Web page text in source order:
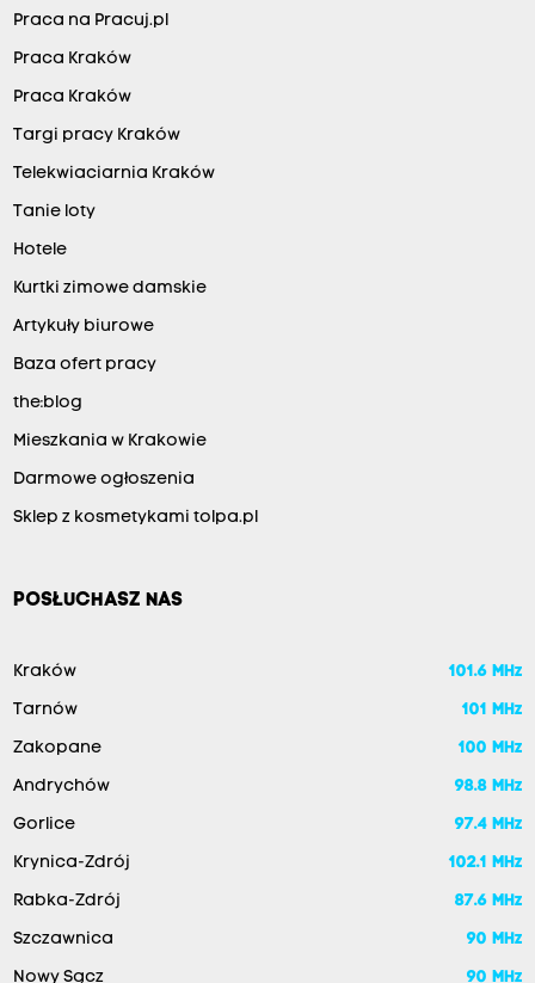
Praca na Pracuj.pl
Praca Kraków
Praca Kraków
Targi pracy Kraków
Telekwiaciarnia Kraków
Tanie loty
Hotele
Kurtki zimowe damskie
Artykuły biurowe
Baza ofert pracy
the:blog
Mieszkania w Krakowie
Darmowe ogłoszenia
Sklep z kosmetykami tolpa.pl
POSŁUCHASZ NAS
Kraków 101.6 MHz
Tarnów 101 MHz
Zakopane 100 MHz
Andrychów 98.8 MHz
Gorlice 97.4 MHz
Krynica-Zdrój 102.1 MHz
Rabka-Zdrój 87.6 MHz
Szczawnica 90 MHz
Nowy Sącz 90 MHz